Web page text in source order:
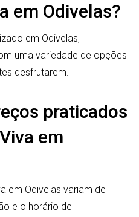
em Odivelas?
em Odivelas,
uma variedade de opções
desfrutarem.
praticados
em
em Odivelas variam de
e o horário de